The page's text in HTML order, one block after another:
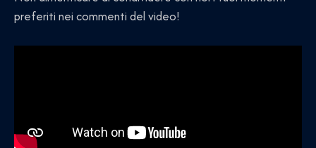
preferiti nei commenti del video!